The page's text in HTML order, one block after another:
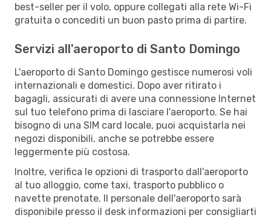
best-seller per il volo, oppure collegati alla rete Wi-Fi
gratuita o concediti un buon pasto prima di partire.
Servizi all'aeroporto di Santo Domingo
L'aeroporto di Santo Domingo gestisce numerosi voli
internazionali e domestici. Dopo aver ritirato i
bagagli, assicurati di avere una connessione Internet
sul tuo telefono prima di lasciare l'aeroporto. Se hai
bisogno di una SIM card locale, puoi acquistarla nei
negozi disponibili, anche se potrebbe essere
leggermente più costosa.
Inoltre, verifica le opzioni di trasporto dall'aeroporto
al tuo alloggio, come taxi, trasporto pubblico o
navette prenotate. Il personale dell'aeroporto sarà
disponibile presso il desk informazioni per consigliarti